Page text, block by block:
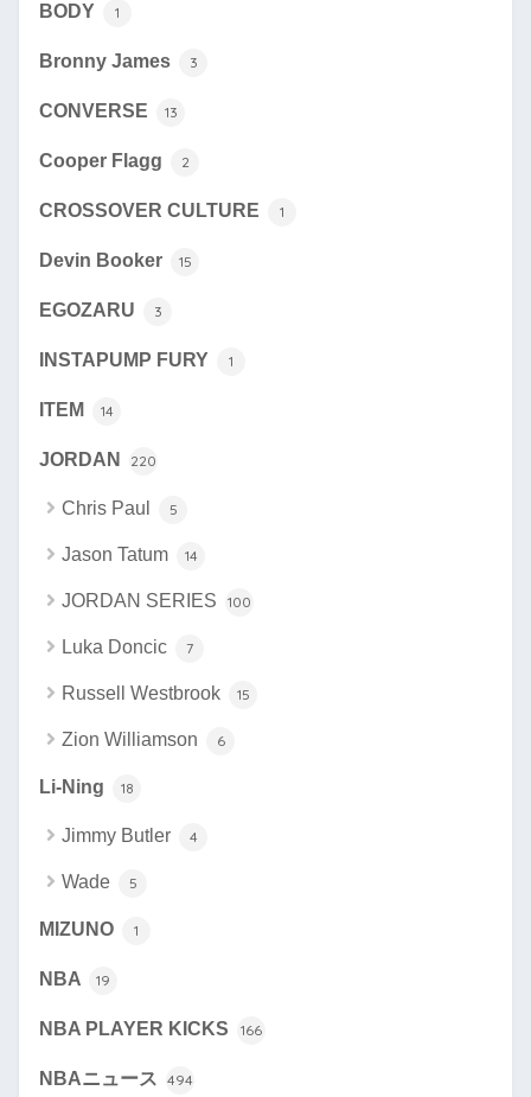
BODY 1
Bronny James 3
CONVERSE 13
Cooper Flagg 2
CROSSOVER CULTURE 1
Devin Booker 15
EGOZARU 3
INSTAPUMP FURY 1
ITEM 14
JORDAN 220
Chris Paul 5
Jason Tatum 14
JORDAN SERIES 100
Luka Doncic 7
Russell Westbrook 15
Zion Williamson 6
Li-Ning 18
Jimmy Butler 4
Wade 5
MIZUNO 1
NBA 19
NBA PLAYER KICKS 166
NBAニュース 494